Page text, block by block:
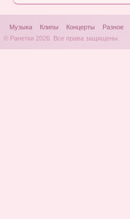
Музыка Клипы Концерты
Разное
© Ранетки 2026. Все права защищены.